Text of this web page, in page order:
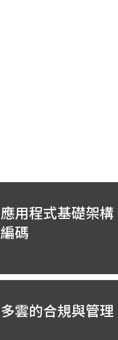
應用程式基礎架構
編碼
多雲的合規與管理